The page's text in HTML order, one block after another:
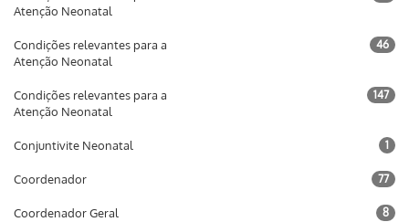
Atenção Neonatal
Condições relevantes para a
Atenção Neonatal
46
Condições relevantes para a
Atenção Neonatal
147
Conjuntivite Neonatal 1
Coordenador 77
Coordenador Geral 8